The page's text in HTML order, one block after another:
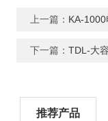
上一篇： KA-
下一篇： TDL-大
推荐产品